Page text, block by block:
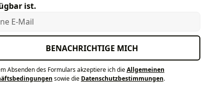
ist.
E-Mail
BENACHRICHTIGE MICH
Absenden des Formulars akzeptiere ich dieAllgemeinen
sowie die Datenschutzbestimmungen.